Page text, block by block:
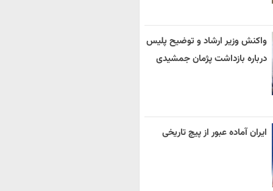
واکنش وزیر ارشاد و توضیح پلیس
درباره بازداشت پژمان جمشیدی
ایران آماده عبور از پیچ تاریخی